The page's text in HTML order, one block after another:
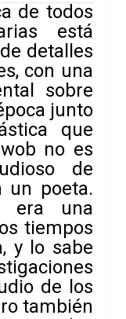
de todos
está
detalles
con una
sobre
junto
que
no es
de
un poeta.
era una
tiempos
y lo sabe
de los
también